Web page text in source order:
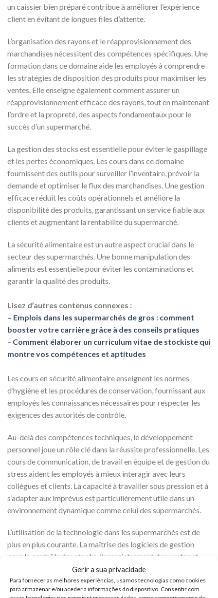
Gerir a sua privacidade
Para fornecer as melhores experiências, usamos tecnologias como cookies
para armazenar e/ou aceder a informações do dispositivo. Consentir com
un caissier bien préparé contribue à améliorer l’expérience
client en évitant de longues files d’attente.
L’organisation des rayons et le réapprovisionnement des
marchandises nécessitent des compétences spécifiques. Une
formation dans ce domaine aide les employés à comprendre
les stratégies de disposition des produits pour maximiser les
ventes. Elle enseigne également comment assurer un
réapprovisionnement efficace des rayons, tout en maintenant
l’ordre et la propreté, des aspects fondamentaux pour le
succès d’un supermarché.
La gestion des stocks est essentielle pour éviter le gaspillage
et les pertes économiques. Les cours dans ce domaine
fournissent des outils pour surveiller l’inventaire, prévoir la
demande et optimiser le flux des marchandises. Une gestion
efficace réduit les coûts opérationnels et améliore la
disponibilité des produits, garantissant un service fiable aux
clients et augmentant la rentabilité du supermarché.
La sécurité alimentaire est un autre aspect crucial dans le
secteur des supermarchés. Une bonne manipulation des
aliments est essentielle pour éviter les contaminations et
garantir la qualité des produits.
Lisez d’autres contenus connexes :
– Emplois dans les supermarchés de gros : comment
booster votre carrière grâce à des conseils pratiques
– Comment élaborer un curriculum vitae de stockiste qui
montre vos compétences et aptitudes
Les cours en sécurité alimentaire enseignent les normes
d’hygiène et les procédures de conservation, fournissant aux
employés les connaissances nécessaires pour respecter les
exigences des autorités de contrôle.
Au-delà des compétences techniques, le développement
personnel joue un rôle clé dans la réussite professionnelle. Les
cours de communication, de travail en équipe et de gestion du
stress aident les employés à mieux interagir avec leurs
collègues et clients. La capacité à travailler sous pression et à
s’adapter aux imprévus est particulièrement utile dans un
environnement dynamique comme celui des supermarchés.
L’utilisation de la technologie dans les supermarchés est de
plus en plus courante. La maîtrise des logiciels de gestion
pour le contrôle des stocks, l’enregistrement des ventes et
l’analyse des données est un atout pour les candidats. Les
cours en informatique appliquée à la grande distribution
améliorent les compétences numériques, augmentant ainsi